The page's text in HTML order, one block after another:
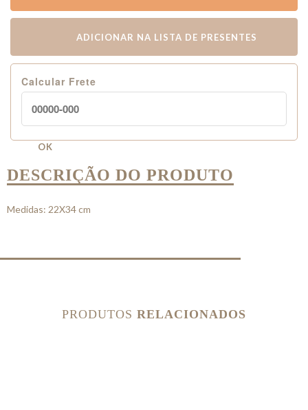
ADICIONAR NA LISTA DE PRESENTES
Calcular Frete
OK
DESCRIÇÃO DO PRODUTO
Medidas: 22X34 cm
PRODUTOS RELACIONADOS